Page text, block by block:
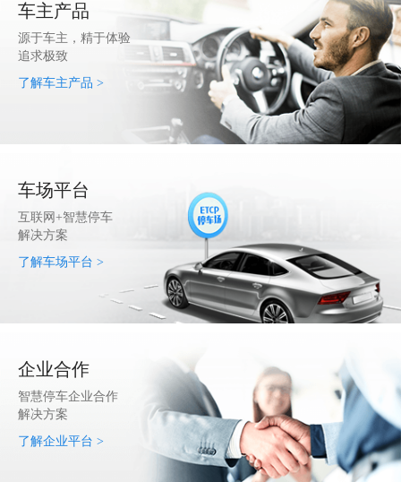
车主产品
源于车主，精于体验
追求极致
了解车主产品 >
车场平台
互联网+智慧停车
解决方案
了解车场平台 >
企业合作
智慧停车企业合作
解决方案
了解企业平台 >